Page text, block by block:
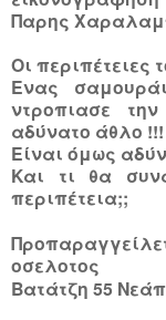
Παρης
Οι περιπέτειες
Ενας
ντροπιασε
αδύνατο άθλο !!!
Είναι όμως
Και τι θα
περιπέτεια;;
οσελοτος
Βατάτζη 55